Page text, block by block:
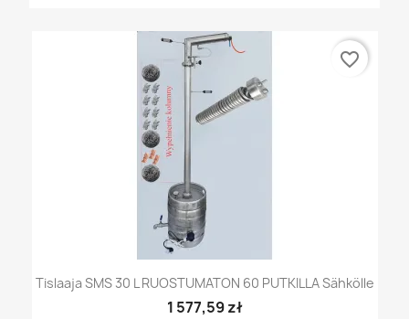
Tislaaja SMS 30 L RUOSTUMATON 60 PUTKILLA Sähkölle
1 577,59 zł
favorite_border